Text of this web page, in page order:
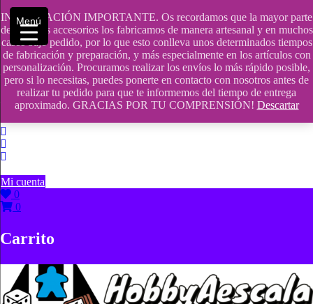
INFORMACIÓN IMPORTANTE. Os recordamos que la mayor parte
de nuestros accesorios los fabricamos de manera artesanal y en muchos
casos bajo pedido, por lo que esto conlleva unos determinados tiempos
de fabricación y preparación, y más especialmente en los artículos con
personalización. Procuramos realizar los envíos lo más rápido posible,
pero si lo necesitas, puedes ponerte en contacto con nosotros antes de
realizar tu pedido para que te informemos del tiempo de entrega
aproximado. GRACIAS POR TU COMPRENSIÓN! Descartar
Saltar
contenido
609241475 SOLO DE 10:00 a 14:00
info@hobbyaescala.com
San Fernando de Henares
10:00 - 14:00
Mi cuenta
0
0
Carrito
Menú